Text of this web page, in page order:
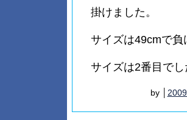
掛けました。
サイズは49cmで
サイズは2番目で
by │